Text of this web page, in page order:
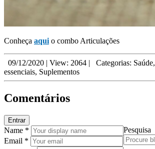
Conheça aqui o combo Articulações
09/12/2020 | View: 2064 | Categorias: Saúde,
essenciais, Suplementos
Comentários
Entrar
Name *
Email *
Pesquisa